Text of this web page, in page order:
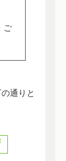
ご
通りと